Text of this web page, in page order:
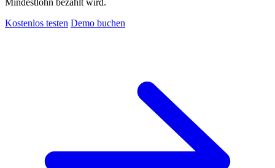
Kostenlos testen Demo buchen